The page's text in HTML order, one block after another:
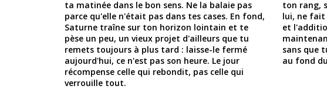
ta matinée dans le bon sens. Ne la balaie pas
parce qu'elle n'était pas dans tes cases. En fond,
Saturne traîne sur ton horizon lointain et te
pèse un peu, un vieux projet d'ailleurs que tu
remets toujours à plus tard : laisse-le fermé
aujourd'hui, ce n'est pas son heure. Le jour
récompense celle qui rebondit, pas celle qui
verrouille tout.
ton rang,
lui, ne fait
et
sans que
au fond